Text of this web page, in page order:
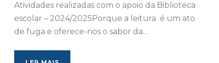
Atividades realizadas com o apoio da Biblioteca
escolar – 2024/2025Porque a leitura é um ato
de fuga e oferece-nos o sabor da...